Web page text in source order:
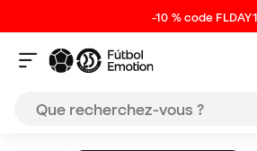
-10 % code